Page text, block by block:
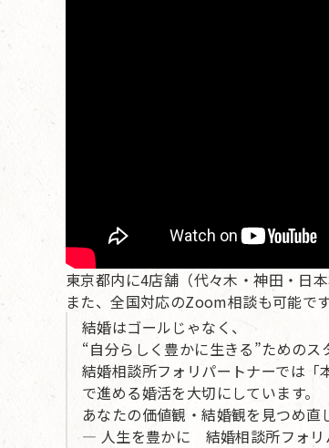
東京都内に4店舗（代々木・神田・日
また、全国対応のZoom相談も可能です
結婚はゴールじゃなく、
“自分らしく豊かに生きる”ためのス
結婚相談所フォリパートナーでは
で進める婚活を大切にしています。
あなたの価値観・結婚観を見つめ
— 人生を豊かに 結婚相談所フォ